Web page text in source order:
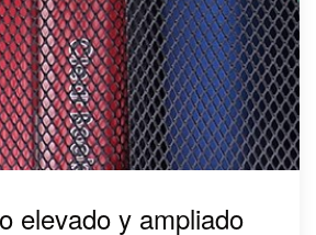
elevado y ampliado